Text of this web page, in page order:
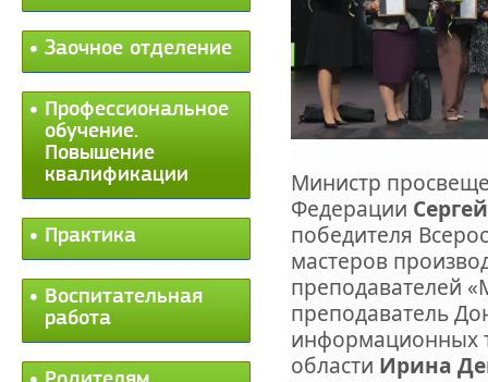
Заочное отделение
Профессиональное
обучение.
Повышение
квалификации
Практика
Воспитательная
работа
Министр
Федерации
победителя
мастеров
преподавателей
преподаватель
информационных
области Ирина